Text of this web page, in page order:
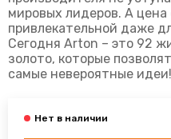
мировых лидеров. А
привлекательной даже
Сегодня Arton – это 92
золото, которые
самые невероятные идеи!